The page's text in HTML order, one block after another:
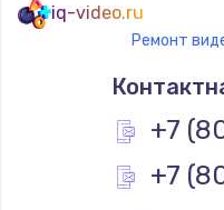
Замена
Замена
iq-video.ru
Ремонт
+7
+7